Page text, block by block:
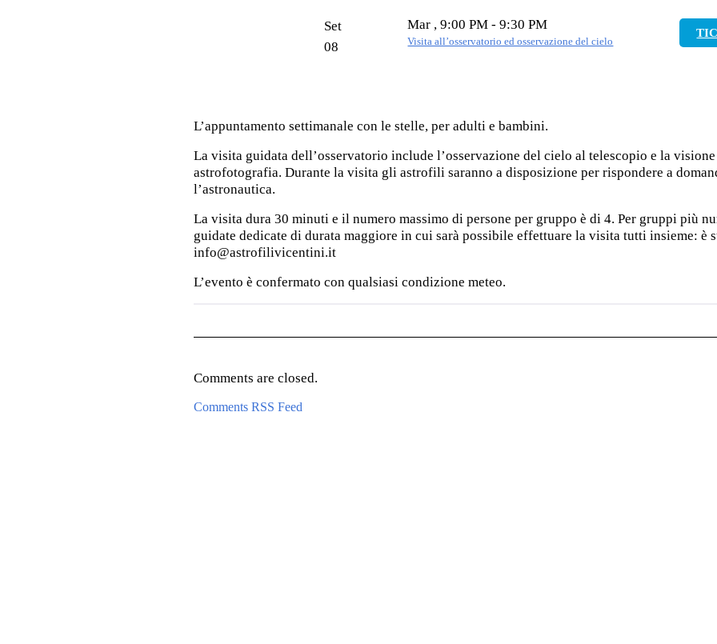
Set
08
Mar , 9:00 PM - 9:30 PM
Visita all’osservatorio ed osservazione del cielo
L’appuntamento settimanale con le stelle, per adulti e bambini.
La visita guidata dell’osservatorio include l’osservazione del cielo al telescopio e la
astrofotografia. Durante la visita gli astrofili saranno a disposizione per rispondere a
l’astronautica.
La visita dura 30 minuti e il numero massimo di persone per gruppo è di 4. Per gruppi più
guidate dedicate di durata maggiore in cui sarà possibile effettuare la visita tutti insieme: è
info@astrofilivicentini.it
L’evento è confermato con qualsiasi condizione meteo.
Comments are closed.
Comments RSS Feed